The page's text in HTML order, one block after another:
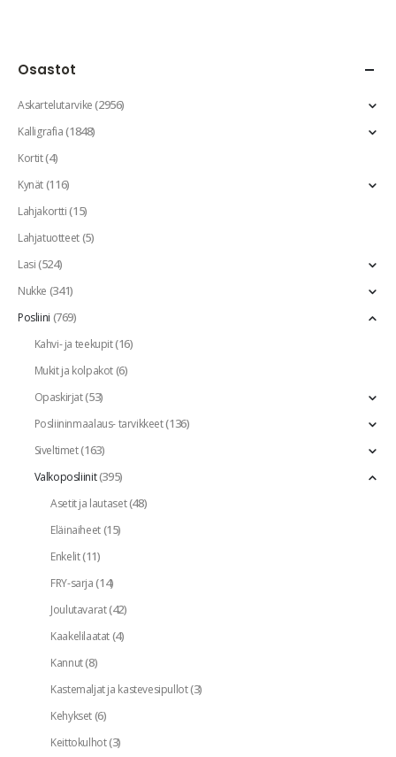
Osastot
Askartelutarvike(2956)
Kalligrafia(1848)
Kortit(4)
Kynät(116)
Lahjakortti(15)
Lahjatuotteet(5)
Lasi(524)
Nukke (341)
Posliini (769)
Kahvi- ja teekupit(16)
Mukit ja kolpakot(6)
Opaskirjat(53)
Posliininmaalaus- tarvikkeet(136)
Siveltimet(163)
Valkoposliinit(395)
Asetit ja lautaset(48)
Eläinaiheet(15)
Enkelit(11)
FRY-sarja(14)
Joulutavarat(42)
Kaakelilaatat(4)
Kannut(8)
Kastemaljat ja kastevesipullot(3)
Kehykset(6)
Keittokulhot(3)